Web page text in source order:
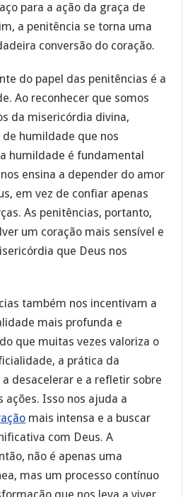
para a ação da graça de
a penitência se torna uma
conversão do coração.
do papel das penitências é a
Ao reconhecer que somos
da misericórdia divina,
humildade que nos
humildade é fundamental
ensina a depender do amor
em vez de confiar apenas
As penitências, portanto,
um coração mais sensível e
que Deus nos
também nos incentivam a
mais profunda e
que muitas vezes valoriza o
a prática da
desacelerar e a refletir sobre
ações. Isso nos ajuda a
mais intensa e a buscar
com Deus. A
não é apenas uma
mas um processo contínuo
que nos leva a viver